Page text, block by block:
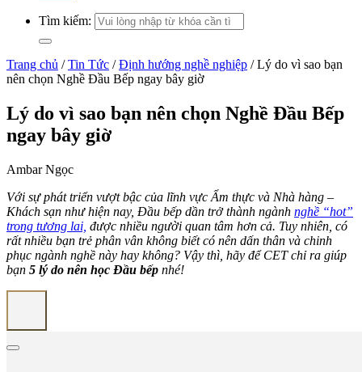
Tìm kiếm:
Trang chủ / Tin Tức / Định hướng nghề nghiệp / Lý do vì sao bạn
nên chọn Nghề Đầu Bếp ngay bây giờ
Lý do vì sao bạn nên chọn Nghề Đầu Bếp
ngay bây giờ
Ambar Ngọc
Với sự phát triển vượt bậc của lĩnh vực Ẩm thực và Nhà hàng –
Khách sạn như hiện nay, Đầu bếp dần trở thành ngành nghề “hot”
trong tương lai, được nhiều người quan tâm hơn cả. Tuy nhiên, có
rất nhiều bạn trẻ phân vân không biết có nên dấn thân và chinh
phục ngành nghề này hay không? Vậy thì, hãy để CET chỉ ra giúp
bạn 5 lý do nên học Đầu bếp nhé!